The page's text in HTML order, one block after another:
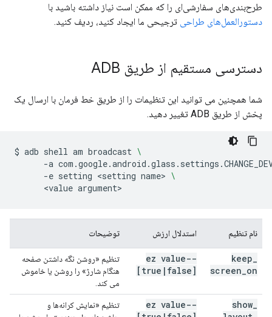
طرح‌بندی‌های سفارشی‌ای را که ممکن است نیاز داشته باشید با
دستورالعمل‌های طراحی ترجیحی ما ایجاد کنید، ردیف کنید.
دسترسی مستقیم از طریق ADB
شما همچنین می توانید این تنظیمات را از طریق خط فرمان با ارسال یک
پخش از طریق ADB تغییر دهید.
$ adb shell am broadcast \
-a
-e setting <setting name> \
<value
نام تنظیم استدلال ارزش توضیحات
keep
screen on
--ez value
[true | false]
تنظیم «روشن نگه داشتن صفحه
هنگام شارژ» را روشن یا خاموش
می کند.
show
--ez value
تنظیم «نمایش کرانه‌ها و